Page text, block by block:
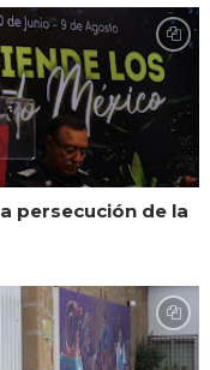
persecución de la